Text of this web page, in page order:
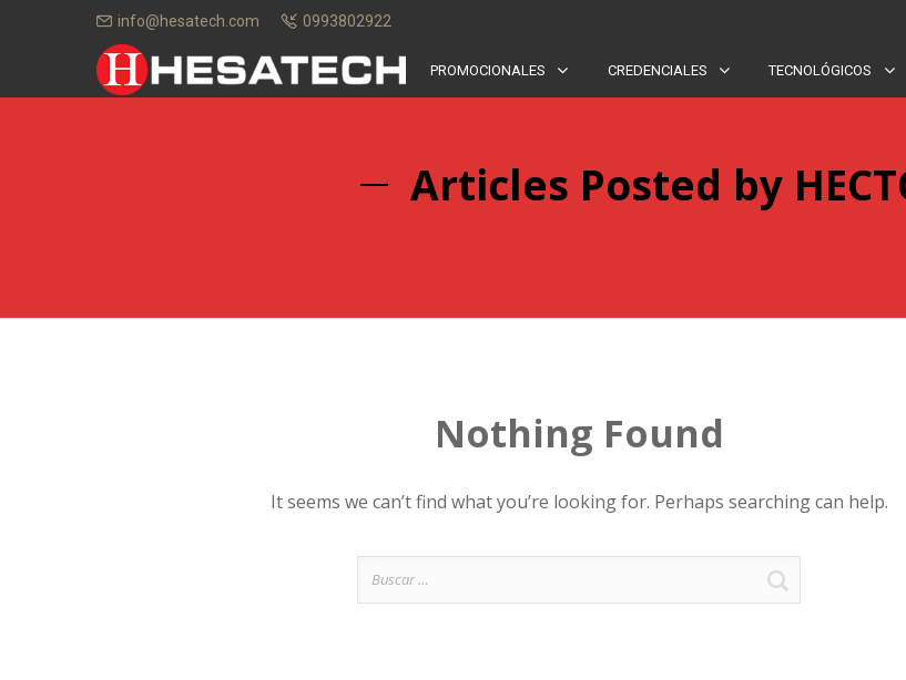
info@hesatech.com 0993802922
PROMOCIONALES CREDENCIALES TECNOLÓGICOS
Articles Posted by
Nothing Found
It seems we can’t find what you’re looking for. Perhaps searching can help.